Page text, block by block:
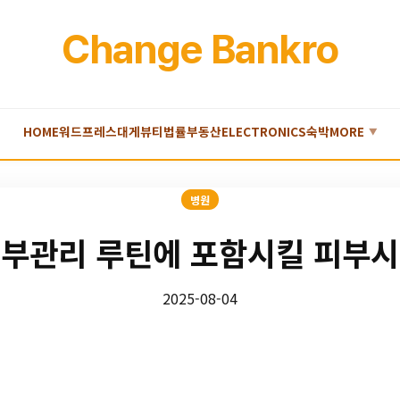
Change Bankro
HOME워드프레스대게뷰티법률부동산ELECTRONICS숙박MORE ▼
병원
관리 루틴에 포함시킬 피부
2025-08-04